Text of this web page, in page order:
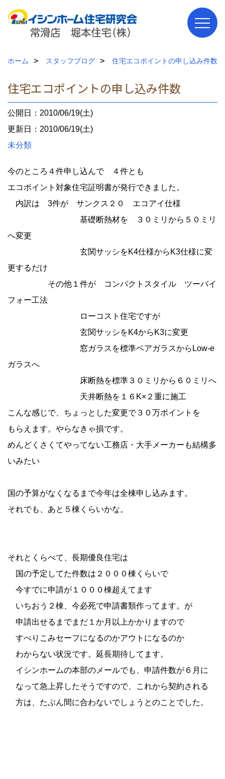
ホーム スタッフブログ 住宅エコポイントの申し込み件数
住宅エコポイントの申し込み件数
公開日：2010/06/19(土)
更新日：2010/06/19(土)
未分類
今のところ４件申し込んで ４件とも
エコポイント対象住宅証明書が発行できました。
内訳は 3件が サンクス２０ エコアイ仕様
基礎断熱材を ３０ミリから５０ミリ
へ変更
玄関サッシをK4仕様からK3仕様に変
更するだけ
その他１件が コンパクトスタイル ツーバイ
フォー工法
ローコスト住宅ですが
玄関サッシをK4からK3に変更
窓ガラスを標準ペアガラスからLow-e
ガラスへ
床断熱を標準３０ミリから６０ミリへ
天井断熱を１６K×２重に施工
こんな感じで、ちょっとした変更で３０万ポイントを
もらえます。やらなきゃ損です。
めんどくさくてやってない工務店・大手メーカーも結構多
いみたい
国の予算がなくなるまで今年は全棟申し込みます。
それでも、あと５棟くらいかな。
それとくらべて、長期優良住宅は
国の予定してた件数は２０００棟くらいで
今すでに申請が１０００棟超えてます
いちおう２棟、今必死で申請書類作ってます。が
申請出せるまでまだ１か月以上かかりますので
すべりこみセーフになるのかアウトになるのか
わからない状況です。延長期待してます。
イシンホームの本部のメールでも、申請件数が６月に
なって急上昇したそうですので、これから契約される
方は、たぶん間に合わないでしょうとのことでした。